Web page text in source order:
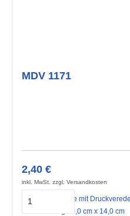
MDV 1171
2,40 €
inkl. MwSt. zzgl. Versandkosten
Midi-Doppelkarte mit
mit Umschlag 10,0 cm x 14,0 cm